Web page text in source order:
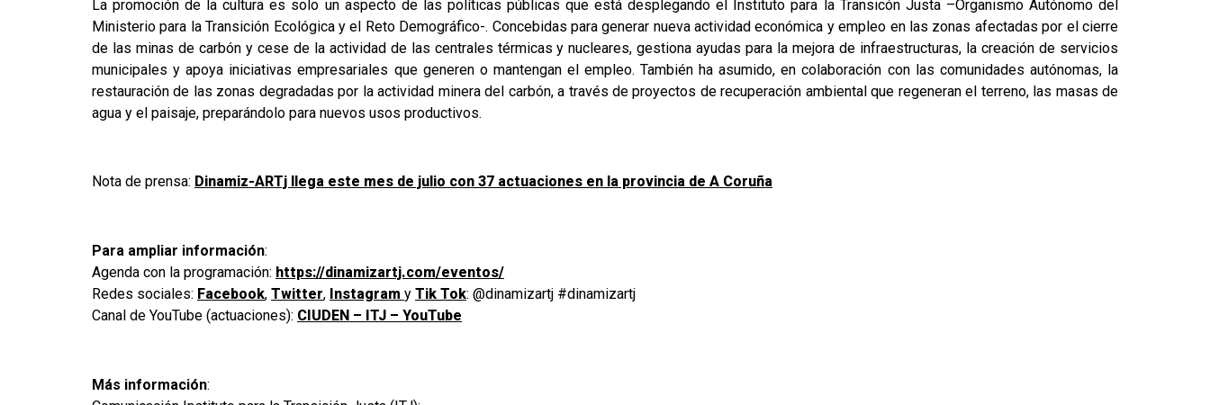
La promoción de la cultura es solo un aspecto de las políticas públicas que está desplegando el Instituto para la Transicón Justa –Organismo Autónomo del
Ministerio para la Transición Ecológica y el Reto Demográfico-. Concebidas para generar nueva actividad económica y empleo en las zonas afectadas por el cierre
de las minas de carbón y cese de la actividad de las centrales térmicas y nucleares, gestiona ayudas para la mejora de infraestructuras, la creación de servicios
municipales y apoya iniciativas empresariales que generen o mantengan el empleo. También ha asumido, en colaboración con las comunidades autónomas, la
restauración de las zonas degradadas por la actividad minera del carbón, a través de proyectos de recuperación ambiental que regeneran el terreno, las masas de
agua y el paisaje, preparándolo para nuevos usos productivos.
Nota de prensa: Dinamiz-ARTj llega este mes de julio con 37 actuaciones en la provincia de A Coruña
Para ampliar información:
Agenda con la programación: https://dinamizartj.com/eventos/
Redes sociales: Facebook, Twitter, Instagram y Tik Tok: @dinamizartj #dinamizartj
Canal de YouTube (actuaciones): CIUDEN – ITJ – YouTube
Más información: